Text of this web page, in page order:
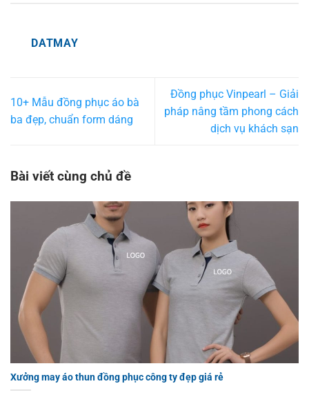
DATMAY
10+ Mẫu đồng phục áo bà
ba đẹp, chuẩn form dáng
Đồng phục Vinpearl – Giải
pháp nâng tầm phong cách
dịch vụ khách sạn
Bài viết cùng chủ đề
Xưởng may áo thun đồng phục công ty đẹp giá rẻ